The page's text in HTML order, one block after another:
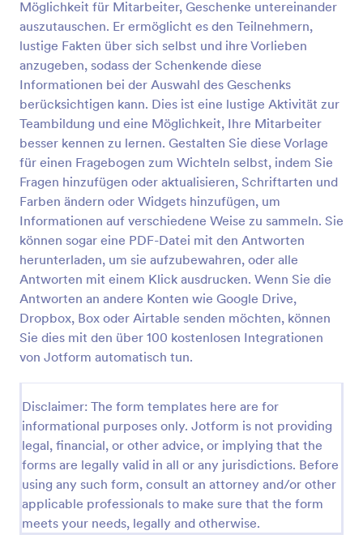
Möglichkeit für Mitarbeiter, Geschenke untereinander
auszutauschen. Er ermöglicht es den Teilnehmern,
lustige Fakten über sich selbst und ihre Vorlieben
anzugeben, sodass der Schenkende diese
Informationen bei der Auswahl des Geschenks
berücksichtigen kann. Dies ist eine lustige Aktivität zur
Teambildung und eine Möglichkeit, Ihre Mitarbeiter
besser kennen zu lernen. Gestalten Sie diese Vorlage
für einen Fragebogen zum Wichteln selbst, indem Sie
Fragen hinzufügen oder aktualisieren, Schriftarten und
Farben ändern oder Widgets hinzufügen, um
Informationen auf verschiedene Weise zu sammeln. Sie
können sogar eine PDF-Datei mit den Antworten
herunterladen, um sie aufzubewahren, oder alle
Antworten mit einem Klick ausdrucken. Wenn Sie die
Antworten an andere Konten wie Google Drive,
Dropbox, Box oder Airtable senden möchten, können
Sie dies mit den über 100 kostenlosen Integrationen
von Jotform automatisch tun.
Disclaimer: The form templates here are for
informational purposes only. Jotform is not providing
legal, financial, or other advice, or implying that the
forms are legally valid in all or any jurisdictions. Before
using any such form, consult an attorney and/or other
applicable professionals to make sure that the form
meets your needs, legally and otherwise.
Veröffentlichungsmethoden in eine Webseite
eingebettet oder über einen direkten Link
aufgerufen werden. Dieses RSVP-Formular für die
Weihnachtsfeier enthält Formularfelder, die nach
dem Namen, der E-Mail-Adresse, der
Telefonnummer und der Teilnahmebestätigung
fragen. Diese Formularvorlage verwendet das
Widget "Konfigurierbare Liste", sodass der
Eingeladene Gäste mitbringen kann, indem er sie
einträgt. Dieses Widget ist nützlich, wenn Sie nicht
wissen, wie viele Gäste der Eingeladene mitbringen
wird, da dieses Widget dem Befragten erlaubt,
ähnliche Felder dynamisch hinzuzufügen. Diese
Formularvorlage verwendet das Absatz-Tool, um
statische Inhalte oder Text anzuzeigen, der meist für
die Bereitstellung wichtiger Informationen oder
Anweisungen verwendet wird. Sie können weitere
Bilder einfügen oder das Layout des Formulars mit
dem Formulargenerator und dem Formulardesigner
anpassen.
Vorschau
Wichtel Fragebogen
Ein Fragebogen zum Wichteln ist eine
unterhaltsame Möglichkeit für Mitarbeiter,
Geschenke untereinander auszutauschen. Er
ermöglicht es den Teilnehmern, lustige Fakten über
sich selbst und ihre Vorlieben anzugeben, sodass der
Schenkende diese Informationen bei der Auswahl
des Geschenks berücksichtigen kann. Dies ist eine
lustige Aktivität zur Teambildung und eine
Go to Category:
Weihnachtsformulare
Vorlage verwenden